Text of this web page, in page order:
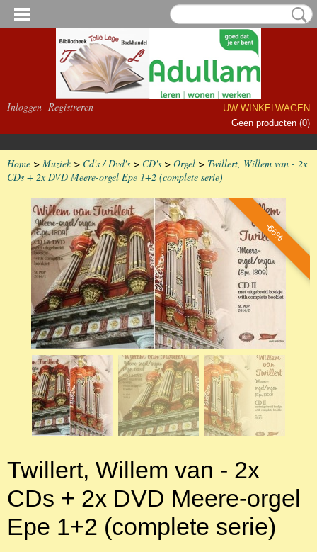
Inloggen Registreren
UW WINKELWAGEN
Geen producten (0)
Home > Muziek> Cd's / Dvd's > CD's > Orgel > Twillert, Willem van - 2x
CDs + 2x DVD Meere-orgel Epe 1+2 (complete serie)
-66%
Twillert, Willem van - 2x
CDs + 2x DVD Meere-orgel
Epe 1+2 (complete serie)